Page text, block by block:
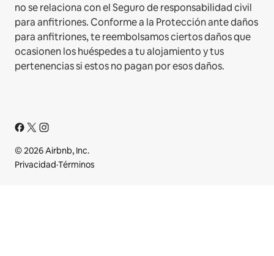
no se relaciona con el Seguro de responsabilidad civil
para anfitriones. Conforme a la Protección ante daños
para anfitriones, te reembolsamos ciertos daños que
ocasionen los huéspedes a tu alojamiento y tus
pertenencias si estos no pagan por esos daños.
© 2026 Airbnb, Inc.
Privacidad·Términos